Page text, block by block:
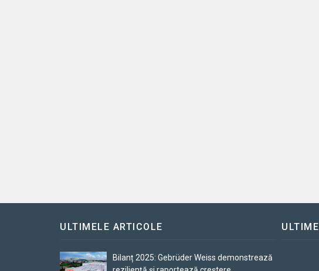
ULTIMELE ARTICOLE
Bilanț 2025: Gebrüder Weiss demonstrează